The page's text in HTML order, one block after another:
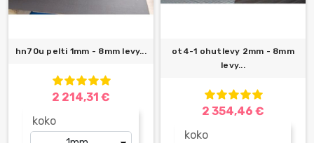
hn70u pelti 1mm - 8mm levy...
2 214,31 €
koko
ot4-1 ohutlevy 2mm - 8mm
levy...
2 354,46 €
koko